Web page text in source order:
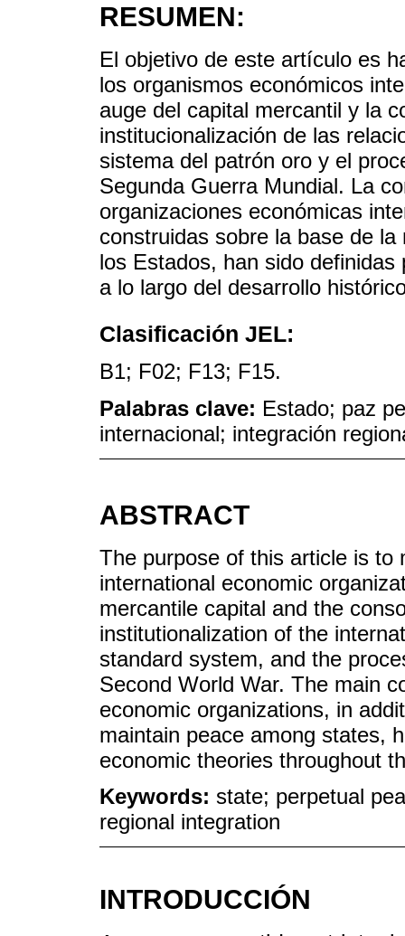
RESUMEN:
El objetivo de este artículo es
los organismos económicos
auge del capital mercantil y la
institucionalización de las
sistema del patrón oro y el
Segunda Guerra Mundial. La
organizaciones económicas
construidas sobre la base de
los Estados, han sido
a lo largo del desarrollo
Clasificación JEL:
B1; F02; F13; F15.
Palabras clave: Estado; paz
internacional; integración
ABSTRACT
The purpose of this article is to
international economic
mercantile capital and the
institutionalization of the
standard system, and the
Second World War. The main
economic organizations, in
maintain peace among states,
economic theories throughout
Keywords: state; perpetual
regional integration
INTRODUCCIÓN